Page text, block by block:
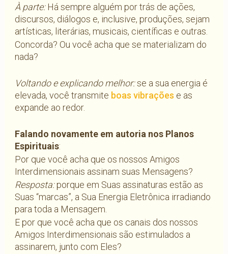
À parte:Há sempre alguém por trás de ações,
discursos, diálogos e, inclusive, produções, sejam
artísticas, literárias, musicais, científicas e outras.
Concorda? Ou você acha que se materializam do
nada?
Voltando e explicando melhor:se a sua energia é
elevada, você transmite boas vibrações e as
expande ao redor.
Falando novamente em autoria nos Planos
Espirituais:
Por que você acha que os nossos Amigos
Interdimensionais assinam suas Mensagens?
Resposta:porque em Suas assinaturas estão as
Suas “marcas”, a Sua Energia Eletrônica irradiando
para toda a Mensagem.
E por que você acha que os canais dos nossos
Amigos Interdimensionais são estimulados a
assinarem, junto com Eles?